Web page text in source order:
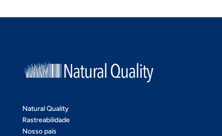
Natural Quality
Rastreabilidade
Nosso país